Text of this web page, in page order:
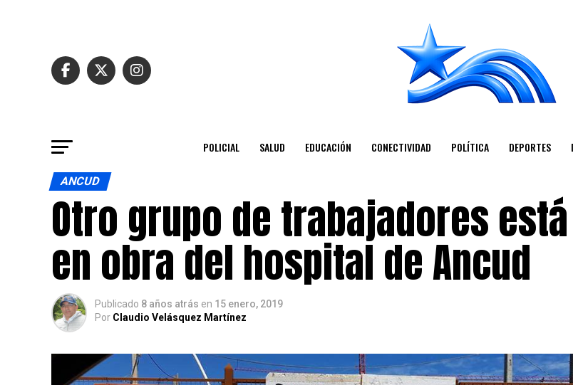
POLICIAL SALUD EDUCACIÓN CONECTIVIDAD POLÍTICA DEPORTES
ANCUD
Otro grupo de trabajadores
en obra del hospital de Ancud
Publicado 8 años atrás en 15 enero, 2019
Por Claudio Velásquez Martínez